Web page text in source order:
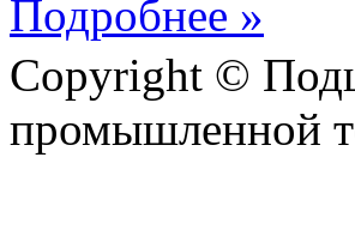
Подробнее »
Copyright ©
промышленной